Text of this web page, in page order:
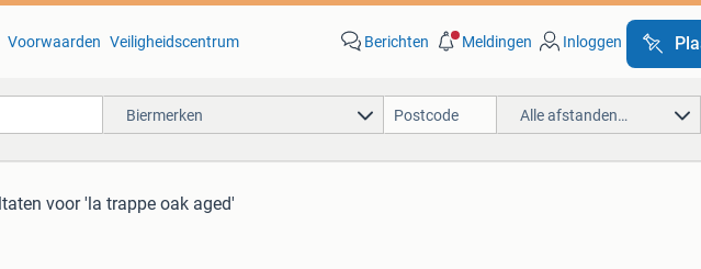
Voorwaarden Veiligheidscentrum Berichten Meldingen Inloggen
Biermerken Alle afstanden…
voor 'la trappe oak aged'